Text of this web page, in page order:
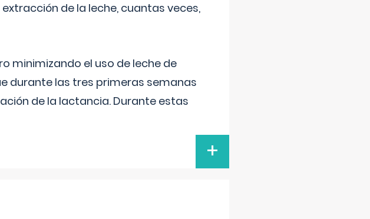
de la leche, cuantas veces,
minimizando el uso de leche de
durante las tres primeras semanas
de la lactancia. Durante estas
+